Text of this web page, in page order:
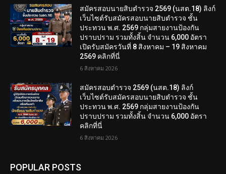
สมัครสอบนายสิบตำรวจ 2569 (นสต.18) ลิงก์
เว็บไซต์รับสมัครสอบนายสิบตำรวจ ชั้น
ประทวน พ.ศ. 2569 กลุ่มสายงานป้องกัน
ปราบปราม รวมทั้งสิ้น จำนวน 6,000 อัตรา
เปิดรับสมัครวันที่ 8 สิงหาคม – 19 สิงหาคม
2569 คลิกที่นี่
6 สิงหาคม 2026
สมัครสอบตํารวจ 2569 (นสต.18) ลิงก์
เว็บไซต์รับสมัครสอบนายสิบตำรวจ ชั้น
ประทวน พ.ศ. 2569 กลุ่มสายงานป้องกัน
ปราบปราม รวมทั้งสิ้น จำนวน 6,000 อัตรา
คลิกที่นี่
6 สิงหาคม 2026
POPULAR POSTS